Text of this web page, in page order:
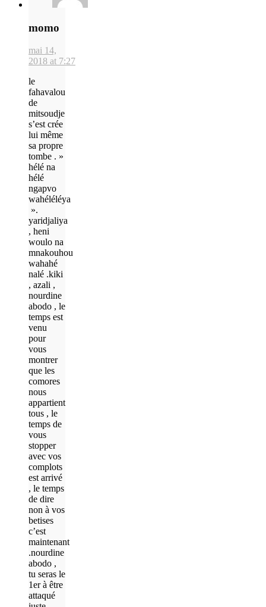
momo
mai 14,
2018 at 7:27
le
fahavalou
de
mitsoudje
s’est crée
lui même
sa propre
tombe . »
hélé na
hélé
ngapvo
wahéléléya
».
yaridjaliya
, heni
woulo na
mnakouhou
wahahé
nalé .kiki
, azali ,
nourdine
abodo , le
temps est
venu
pour
vous
montrer
que les
comores
nous
appartient
tous , le
temps de
vous
stopper
avec vos
complots
est arrivé
, le temps
de dire
non à vos
betises
c’est
maintenant
.nourdine
abodo ,
tu seras le
1er à être
attaqué